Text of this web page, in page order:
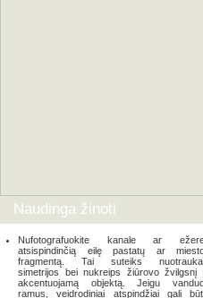
Naudinga žinoti
Nufotografuokite kanale ar
atsispindinčią eilę pastatų ar
fragmentą. Tai suteiks
simetrijos bei nukreips žiūrovo žvilgsnį
akcentuojamą objektą. Jeigu
ramus, veidrodiniai atspindžiai gali